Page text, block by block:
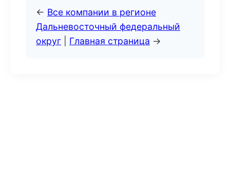
← Все компании в регионе
Дальневосточный федеральный
округ
Главная страница →